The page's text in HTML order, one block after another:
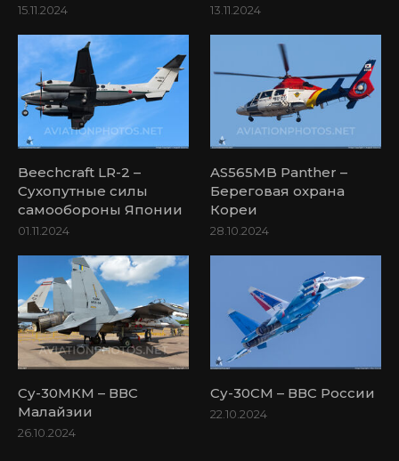
15.11.2024 13.11.2024
Beechcraft LR-2 –
Сухопутные силы
самообороны Японии
01.11.2024
AS565MB Panther –
Береговая охрана
Кореи
28.10.2024
Су-30МКМ – ВВС
Малайзии
26.10.2024
Су-30СМ – ВВС России
22.10.2024